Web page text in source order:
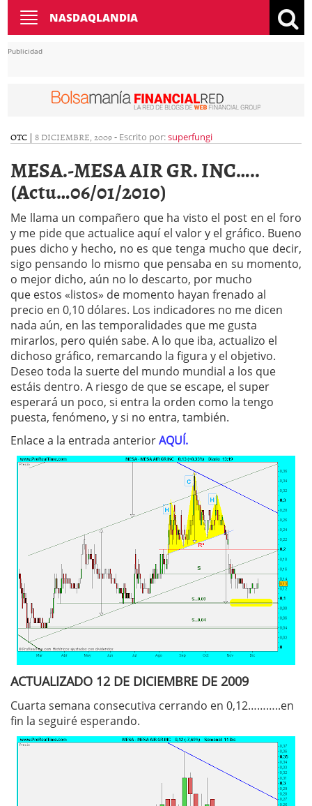
Toggle
navigation
NASDAQLANDIA
Publicidad
OTC | 8 DICIEMBRE, 2009- Escrito por:superfungi
MESA.-MESA AIR GR. INC…..
(Actu…06/01/2010)
Me llama un compañero que ha visto el post en el foro
y me pide que actualice aquí el valor y el gráfico. Bueno
pues dicho y hecho, no es que tenga mucho que decir,
sigo pensando lo mismo que pensaba en su momento,
o mejor dicho, aún no lo descarto, por mucho
que estos «listos» de momento hayan frenado al
precio en 0,10 dólares. Los indicadores no me dicen
nada aún, en las temporalidades que me gusta
mirarlos, pero quién sabe. A lo que iba, actualizo el
dichoso gráfico, remarcando la figura y el objetivo.
Deseo toda la suerte del mundo mundial a los que
estáis dentro. A riesgo de que se escape, el super
esperará un poco, si entra la orden como la tengo
puesta, fenómeno, y si no entra, también.
Enlace a la entrada anteriorAQUÍ.
ACTUALIZADO 12 DE DICIEMBRE DE 2009
Cuarta semana consecutiva cerrando en 0,12………..en
fin la seguiré esperando.